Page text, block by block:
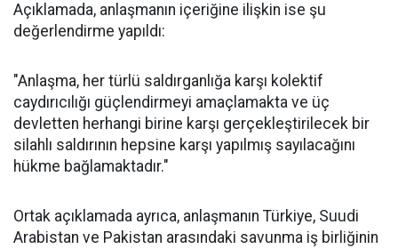
Açıklamada, anlaşmanın içeriğine ilişkin ise şu
değerlendirme yapıldı:
"Anlaşma, her türlü saldırganlığa karşı kolektif
caydırıcılığı güçlendirmeyi amaçlamakta ve üç
devletten herhangi birine karşı gerçekleştirilecek bir
silahlı saldırının hepsine karşı yapılmış sayılacağını
hükme bağlamaktadır."
Ortak açıklamada ayrıca, anlaşmanın Türkiye, Suudi
Arabistan ve Pakistan arasındaki savunma iş birliğinin